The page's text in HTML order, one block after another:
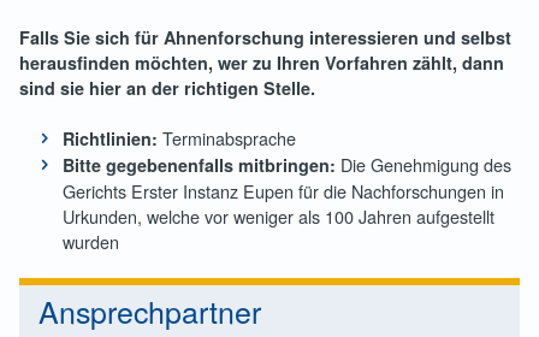
Falls Sie sich für Ahnenforschung interessieren und selbst
herausfinden möchten, wer zu Ihren Vorfahren zählt, dann
sind sie hier an der richtigen Stelle.
Richtlinien: Terminabsprache
Bitte gegebenenfalls mitbringen: Die Genehmigung des
Gerichts Erster Instanz Eupen für die Nachforschungen in
Urkunden, welche vor weniger als 100 Jahren aufgestellt
wurden
Ansprechpartner